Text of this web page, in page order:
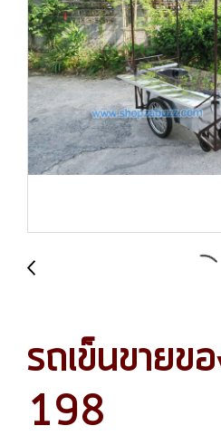
รถเข็นขาย
198